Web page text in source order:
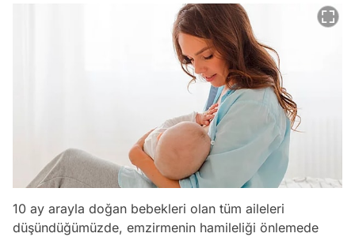
10 ay arayla doğan bebekleri olan tüm aileleri
düşündüğümüzde, emzirmenin hamileliği önlemede